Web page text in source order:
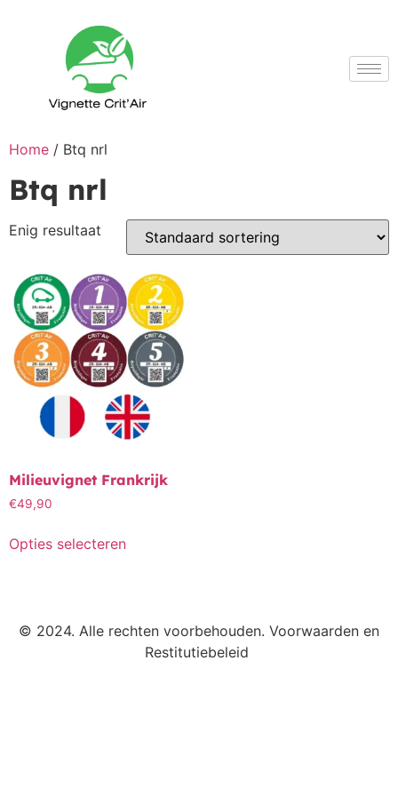
Home / Btq nrl
Btq nrl
Enig resultaat
Milieuvignet Frankrijk
€49,90
Opties selecteren
© 2024. Alle rechten voorbehouden. Voorwaarden en
Restitutiebeleid ​